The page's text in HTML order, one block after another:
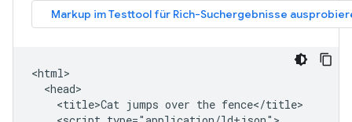
<html>
  <head>
    <title>Cat jumps over the fence</title>